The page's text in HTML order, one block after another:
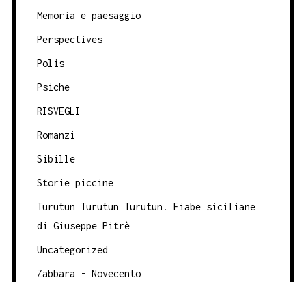
Memoria e paesaggio
Perspectives
Polis
Psiche
RISVEGLI
Romanzi
Sibille
Storie piccine
Turutun Turutun Turutun. Fiabe siciliane
di Giuseppe Pitrè
Uncategorized
Zabbara - Novecento